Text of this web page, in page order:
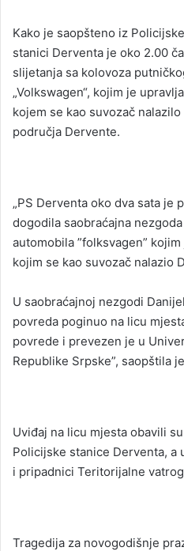
Kako je saopšteno iz
stanici Derventa je oko 2.00
slijetanja sa kolovoza
„Volkswagen“, kojim je
kojem se kao suvozač
područja Dervente.
„PS Derventa oko dva sata je
dogodila saobraćajna
automobila ”folksvagen”
kojim se kao suvozač nalazio
U saobraćajnoj nezgodi
povreda poginuo na licu
povrede i prevezen je u
Republike Srpske”, saopštila
Uviđaj na licu mjesta obavili
Policijske stanice Derventa,
i pripadnici Teritorijalne
Tragedija za novogodišnje